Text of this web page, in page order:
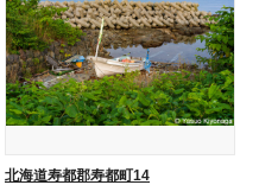
北海道寿都郡寿都町14